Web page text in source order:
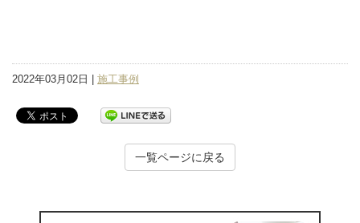
2022年03月02日 | 施工事例
一覧ページに戻る